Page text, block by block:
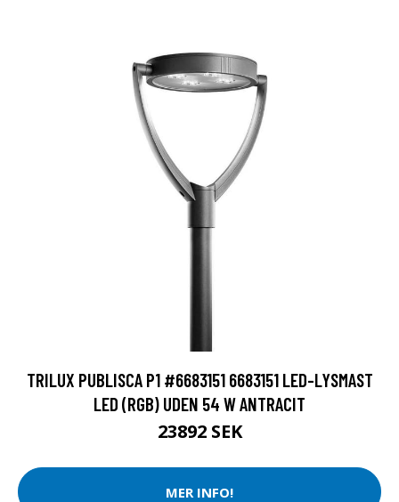
TRILUX PUBLISCA P1 #6683151 6683151 LED-LYSMAST
LED (RGB) UDEN 54 W ANTRACIT
23892 SEK
MER INFO!